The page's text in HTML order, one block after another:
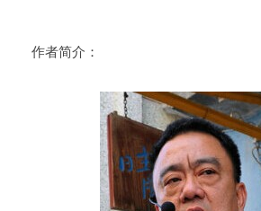
作者简介：